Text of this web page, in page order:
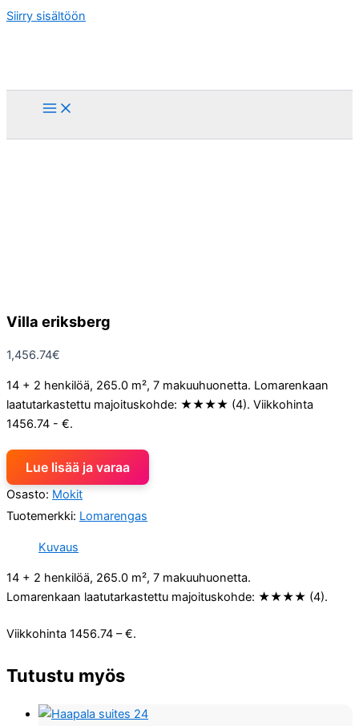
Siirry sisältöön
Villa eriksberg
1,456.74€
14 + 2 henkilöä, 265.0 m², 7 makuuhuonetta. Lomarenkaan
laatutarkastettu majoituskohde: ★★★★ (4). Viikkohinta
1456.74 - €.
Lue lisää ja varaa
Osasto: Mokit
Tuotemerkki: Lomarengas
Kuvaus
14 + 2 henkilöä, 265.0 m², 7 makuuhuonetta.
Lomarenkaan laatutarkastettu majoituskohde: ★★★★ (4).
Viikkohinta 1456.74 – €.
Tutustu myös